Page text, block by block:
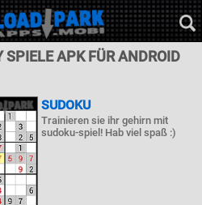
SPIELE APK FÜR ANDROID
SUDOKU
Trainieren sie ihr gehirn mit
sudoku-spiel! Hab viel spaß :)